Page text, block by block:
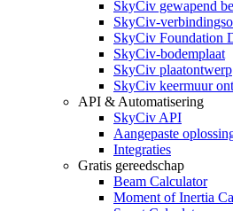
SkyCiv gewapend
SkyCiv-
SkyCiv Foundation
SkyCiv-bodemplaat
SkyCiv plaatontwerp
SkyCiv keermuur
API & Automatisering
SkyCiv API
Aangepaste
Integraties
Gratis gereedschap
Beam Calculator
Moment of Inertia